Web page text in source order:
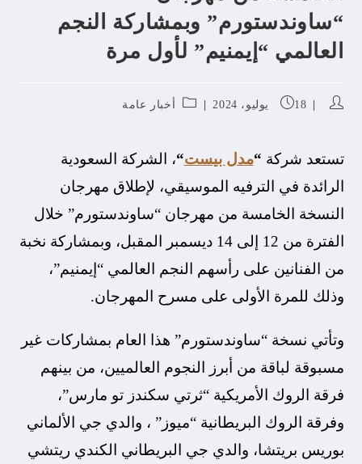
“ساوندستورم” وبمشاركة النجم
العالمي “إيمنيم” لأول مرة
18 يوليو، 2024 أخبار عامة
تستعد شركة “مدل بيست“، الشركة السعودية
الرائدة في الترفيه الموسيقي، لإطلاق مهرجان
النسخة الخامسة من مهرجان “ساوندستورم” خلال
الفترة من 12 إلى 14 ديسمبر المقبل، وبمشاركة نخبة
من الفنانين على رأسهم النجم العالمي “إيمنيم”،
وذلك للمرة الأولى على مسرح المهرجان.
وتأتي نسخة “ساوندستورم” هذا العام بمشاركات غير
مسبوقة لباقة من أبرز النجوم العالميين، من بينهم
فرقة الروك الأمريكية “ثرتي سكندز تو مارس”،
وفرقة الروك البريطانية “ميوز” ، والدي جي الألماني
بوريس بريتشا، والدي جي البريطاني الكندي ريتشي